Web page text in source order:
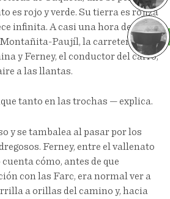
es rojo y verde. Su tierra es rojiza
infinita. A casi una hora de
Paujíl, la carretera
y Ferney, el conductor del carro,
a las llantas.
tanto en las trochas — explica.
y se tambalea al pasar por los
Ferney, entre el vallenato
cómo, antes de que
con las Farc, era normal ver a
a orillas del camino y, hacia